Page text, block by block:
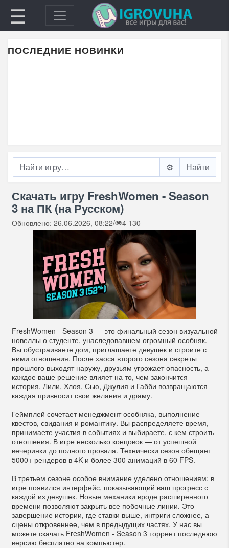
☰
ПОСЛЕДНИЕ НОВИНКИ
⚙️
Скачать игру FreshWomen - Season
3 на ПК (на Русском)
Обновлено: 26.06.2026, 08:22/ 4 130
FreshWomen - Season 3 — это финальный сезон визуальной
новеллы о студенте, унаследовавшем огромный особняк.
Вы обустраиваете дом, приглашаете девушек и строите с
ними отношения. После хаоса второго сезона секреты
прошлого выходят наружу, друзьям угрожает опасность, а
каждое ваше решение влияет на то, чем закончится
история. Лили, Хлоя, Сью, Джулия и Габби возвращаются —
каждая привносит свои желания и драму.
Геймплей сочетает менеджмент особняка, выполнение
квестов, свидания и романтику. Вы распределяете время,
принимаете участия в событиях и выбираете, с кем строить
отношения. В игре несколько концовок — от успешной
вечеринки до полного провала. Технически сезон обещает
5000+ рендеров в 4K и более 300 анимаций в 60 FPS.
В третьем сезоне особое внимание уделено отношениям: в
игре появился интерфейс, показывающий ваш прогресс с
каждой из девушек. Новые механики вроде расширенного
времени позволяют закрыть все побочные линии. Это
завершение истории, где ставки выше, интриги сложнее, а
сцены откровеннее, чем в предыдущих частях. У нас вы
можете скачать FreshWomen - Season 3 торрент последнюю
версию бесплатно на компьютер.